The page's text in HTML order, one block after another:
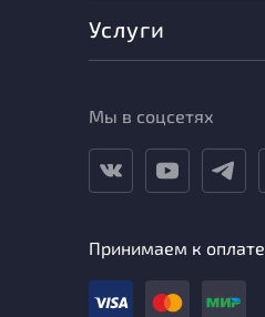
Услуги
Мы в соцсетях
Принимаем к оплате